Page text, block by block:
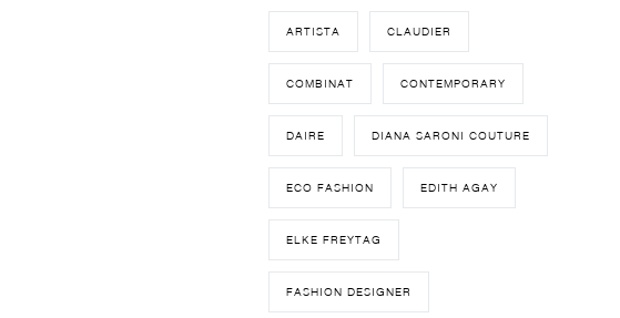
ARTISTA CLAUDIER
COMBINAT CONTEMPORARY
DAIRE DIANA SARONI COUTURE
ECO FASHION EDITH AGAY
ELKE FREYTAG
FASHION DESIGNER